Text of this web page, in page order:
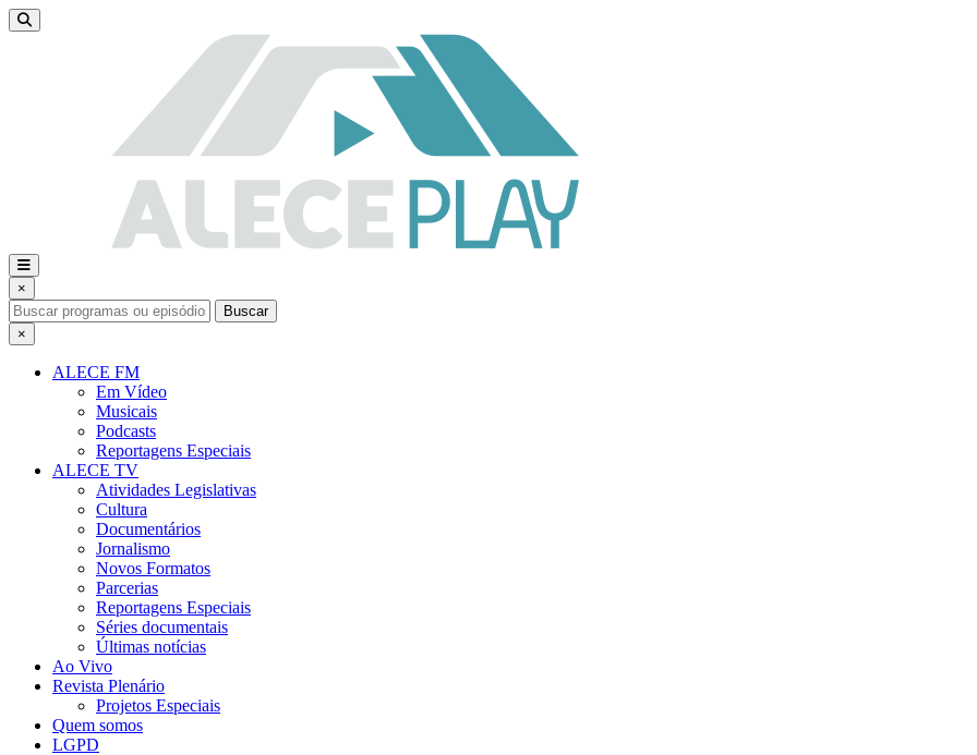
×
Buscar
×
ALECE FM
Em Vídeo
Musicais
Podcasts
Reportagens Especiais
ALECE TV
Atividades Legislativas
Cultura
Documentários
Jornalismo
Novos Formatos
Parcerias
Reportagens Especiais
Séries documentais
Últimas notícias
Ao Vivo
Revista Plenário
Projetos Especiais
Quem somos
LGPD